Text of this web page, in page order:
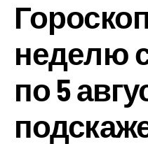
неделю
по 5